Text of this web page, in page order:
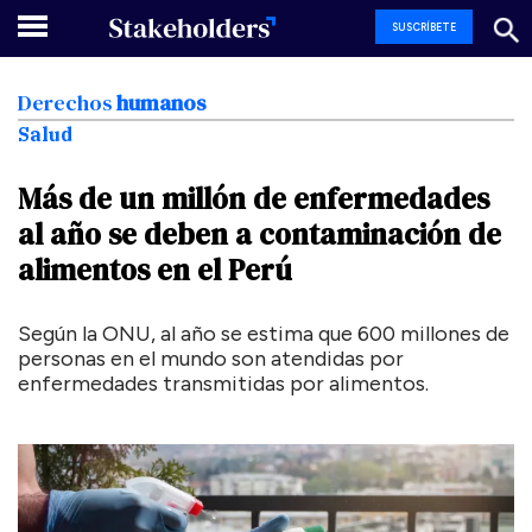
SUSCRÍBETE
Derechoshumanos
Salud
Más de unmillón de enfermedades
al año se deben a contaminación de
alimentos en elPerú
Según la ONU, al año se estima que 600 millones de
personas en el mundo son atendidas por
enfermedades transmitidas por alimentos.